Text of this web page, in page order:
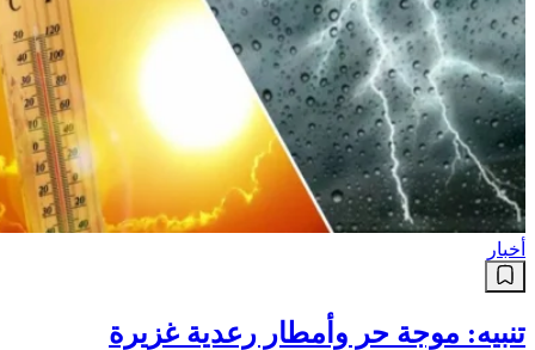
أخبار
تنبيه: موجة حر وأمطار رعدية غزيرة